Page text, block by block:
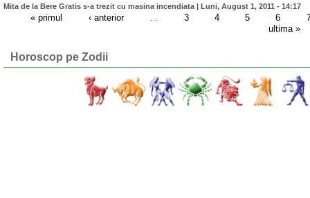
Mita de la Bere Gratis s-a trezit cu masina incendiata | Luni, August 1, 2011 - 14:17
« primul ‹ anterior 3 4 5 6
ultima »
Horoscop pe Zodii